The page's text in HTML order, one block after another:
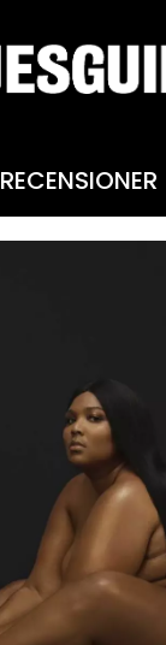
RECENSIONER